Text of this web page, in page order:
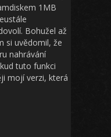
1MB
Bohužel až
si uvědomil, že
nahrávání
tuto funkci
mojí verzi, která